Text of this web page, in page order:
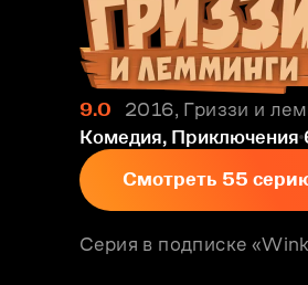
9.0
2016, Гриззи и
Комедия, Приключения
Смотреть 55
Серия в подписке